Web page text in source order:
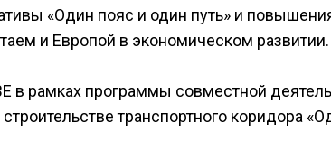
«Один пояс и один путь» и
и Европой в экономическом развитии.
в рамках программы совместной
транспортного коридора